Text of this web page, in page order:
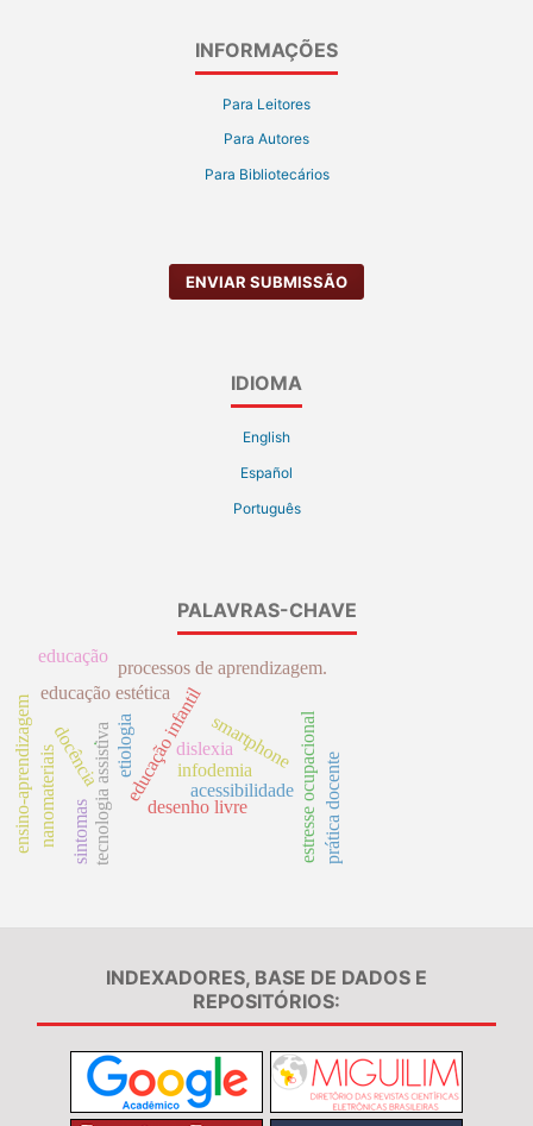
INFORMAÇÕES
Para Leitores
Para Autores
Para Bibliotecários
ENVIAR SUBMISSÃO
IDIOMA
English
Español
Português
PALAVRAS-CHAVE
desenho livre
educação infantil
educação estética
acessibilidade
tecnologia assistiva dislexiasmartphone
.
processos de aprendizagem.
estresse ocupacional
docência prática docente
ensino-aprendizagemnanomateriais etiologia
educação
sintomas
infodemia
INDEXADORES, BASE DE DADOS E
REPOSITÓRIOS: